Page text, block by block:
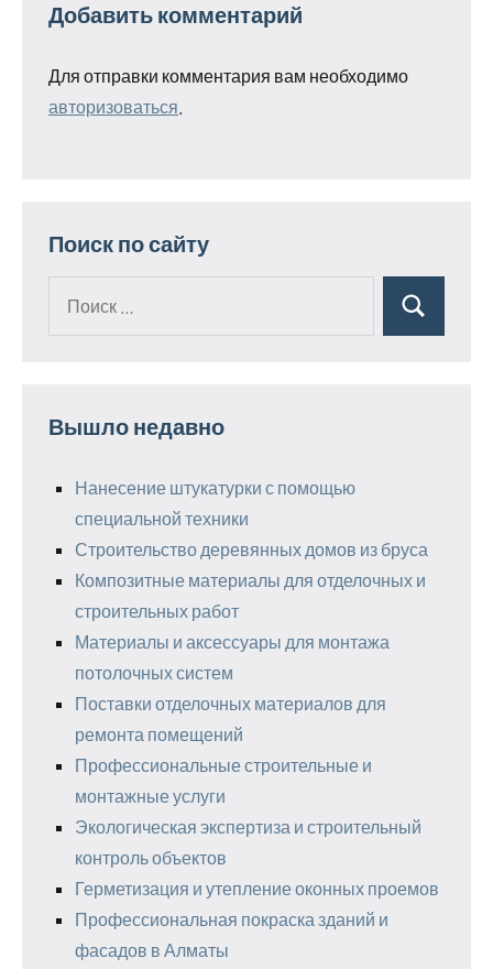
Добавить комментарий
Для отправки комментария вам необходимо
авторизоваться
Поиск по сайту
Поиск
Вышло недавно
Нанесение штукатурки с помощью
специальной техники
Строительство деревянных домов из бруса
Композитные материалы для отделочных и
строительных работ
Материалы и аксессуары для монтажа
потолочных систем
Поставки отделочных материалов для
ремонта помещений
Профессиональные строительные и
монтажные услуги
Экологическая экспертиза и строительный
контроль объектов
Герметизация и утепление оконных проемов
Профессиональная покраска зданий и
фасадов в Алматы